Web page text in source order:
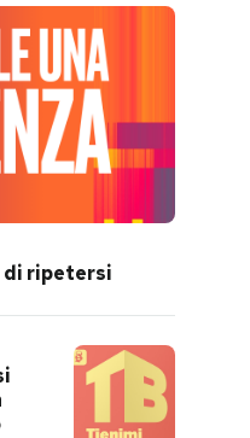
ripetersi